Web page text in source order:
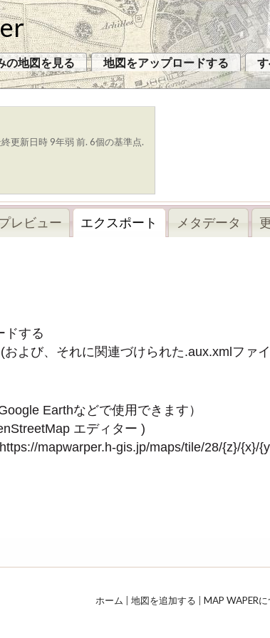
の地図を見る 地図をアップロードする
更新日時 9年弱 前. 6個の基準点.
レビュー エクスポート メタデータ
ドする
(および、それに関連づけられた.aux.xmlファ
Earthなどで使用できます）
エディター )
mapwarper.h-gis.jp/maps/tile/28/{z}/{x}/
ホーム | 地図を追加する | MAP WAPER